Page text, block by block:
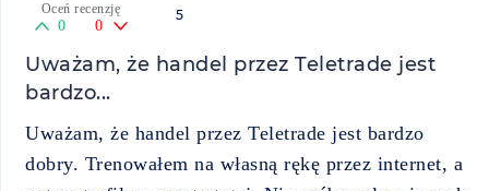
5
Oceń recenzję
0 0
Uważam, że handel przez Teletrade jest
bardzo...
Uważam, że handel przez Teletrade jest bardzo
dobry. Trenowałem na własną rękę przez internet, a